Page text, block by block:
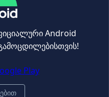
-58%
12*250გრ
Android